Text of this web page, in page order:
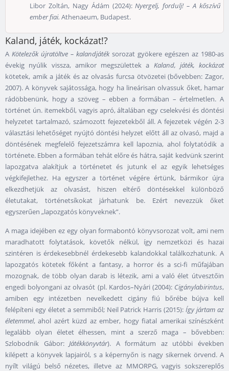
Libor Zoltán, Nagy Ádám (2024):Nyergelj, fordulj! – A kőszívű
ember fiai. Athenaeum, Budapest.
Kaland, játék, kockázat!?
A Kötelezők újratöltve – kalandjátéksorozat gyökere egészen az 1980-as
évekig nyúlik vissza, amikor megszülettek a Kaland, játék, kockázat
kötetek, amik a játék és az olvasás furcsa ötvözetei (bővebben: Zagor,
2007). A könyvek sajátossága, hogy ha lineárisan olvassuk őket, hamar
rádöbbenünk, hogy a szöveg – ebben a formában – értelmetlen. A
történet ún. itemekből, vagyis apró, általában egy cselekvési és döntési
helyzetet tartalmazó, számozott fejezetekből áll. A fejezetek végén 2-3
választási lehetőséget nyújtó döntési helyzet előtt áll az olvasó, majd a
döntésének megfelelő fejezetszámra kell lapoznia, ahol folytatódik a
története. Ebben a formában tehát előre és hátra, saját kedvünk szerint
lapozgatva alakítjuk a történetet és jutunk el az egyik lehetséges
végkifejlethez. Ha egyszer a történet végére értünk, bármikor újra
elkezdhetjük az olvasást, hiszen eltérő döntésekkel különböző
életutakat, történetsíkokat járhatunk be. Ezért nevezzük őket
egyszerűen „lapozgatós könyveknek”.
A maga idejében ez egy olyan formabontó könyvsorozat volt, ami nem
maradhatott folytatások, követők nélkül, így nemzetközi és hazai
szintéren is érdekesebbnél érdekesebb kalandokkal találkozhatunk. A
lapozgatós kötetek főként a fantasy, a horror és a sci-fi műfajában
mozognak, de több olyan darab is létezik, ami a való élet útvesztőin
engedi bolyongani az olvasót (pl. Kardos–Nyári (2004): Cigánylabirintus,
amiben egy intézetben nevelkedett cigány fiú bőrébe bújva kell
felépíteni egy életet a semmiből; Neil Patrick Harris (2015):Így jártam az
életemmel, ahol azért küzd az ember, hogy fiatal amerikai színészként
legalább olyan életet élhessen, mint a szerző maga – bővebben:
Szlobodnik Gábor:Játékkönyvtár). A formátum az utóbbi években
kilépett a könyvek lapjairól, s a képernyőn is nagy sikernek örvend. A
nyílt világú belső nézetes, illetve az MMORPG, vagyis sokszereplős